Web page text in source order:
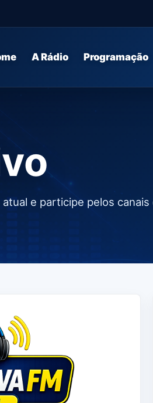
A Rádio Programação
e participe pelos canais